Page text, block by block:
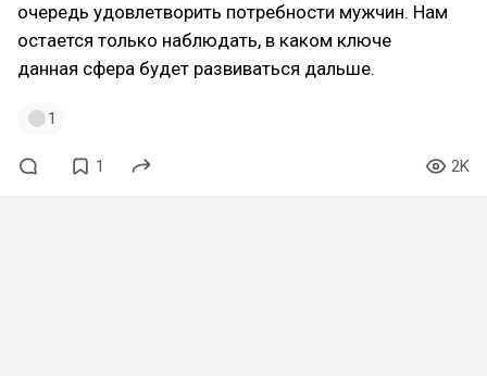
очередь удовлетворить потребности мужчин. Нам
остается только наблюдать, в каком ключе
данная сфера будет развиваться дальше.
1
1 2K